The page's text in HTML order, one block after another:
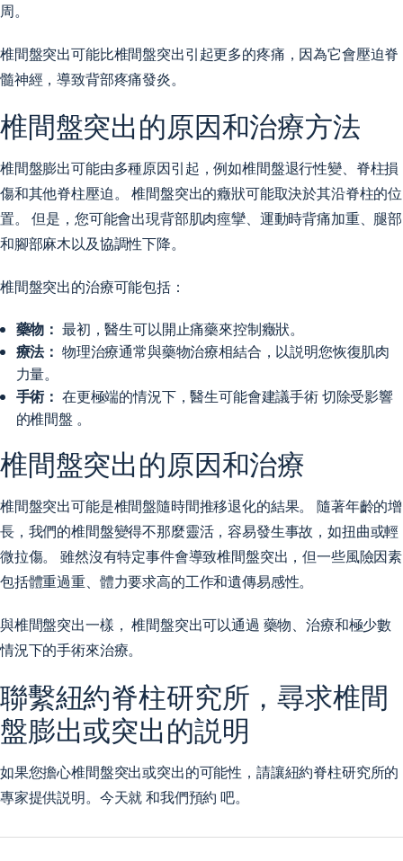
周。
椎間盤突出可能比椎間盤突出引起更多的疼痛，因為它會壓迫脊
髓神經，導致背部疼痛發炎。
椎間盤突出的原因和治療方法
椎間盤膨出可能由多種原因引起，例如椎間盤退行性變、脊柱損
傷和其他脊柱壓迫。 椎間盤突出的癥狀可能取決於其沿脊柱的位
置。 但是，您可能會出現背部肌肉痙攣、運動時背痛加重、腿部
和腳部麻木以及協調性下降。
椎間盤突出的治療可能包括：
藥物： 最初，醫生可以開止痛藥來控制癥狀。
療法： 物理治療通常與藥物治療相結合，以説明您恢復肌肉
力量。
手術： 在更極端的情況下，醫生可能會建議手術切除受影響
的椎間盤 。
椎間盤突出的原因和治療
椎間盤突出可能是椎間盤隨時間推移退化的結果。 隨著年齡的增
長，我們的椎間盤變得不那麼靈活，容易發生事故，如扭曲或輕
微拉傷。 雖然沒有特定事件會導致椎間盤突出，但一些風險因素
包括體重過重、體力要求高的工作和遺傳易感性。
與椎間盤突出一樣，椎間盤突出可以通過 藥物、治療和極少數
情況下的手術來治療。
聯繫紐約脊柱研究所，尋求椎間
盤膨出或突出的説明
如果您擔心椎間盤突出或突出的可能性，請讓紐約脊柱研究所的
專家提供説明。今天就 和我們預約 吧。